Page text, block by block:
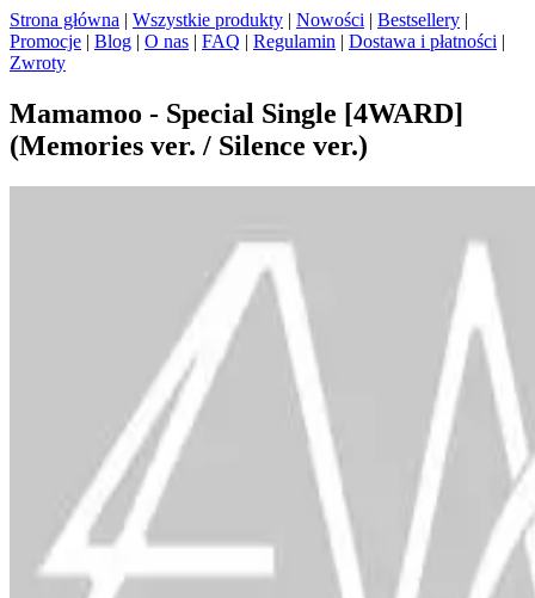
Strona główna | Wszystkie produkty | Nowości | Bestsellery |
Promocje | Blog | O nas | FAQ | Regulamin | Dostawa i płatności |
Zwroty
Mamamoo - Special Single [4WARD]
(Memories ver. / Silence ver.)